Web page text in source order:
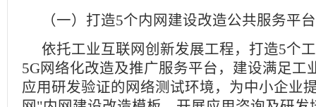
（一）打造5个内网建设改造公共服务平台
依托工业互联网创新发展工程，打造5个
5G网络化改造及推广服务平台，建设满足工
应用研发验证的网络测试环境，为中小企业